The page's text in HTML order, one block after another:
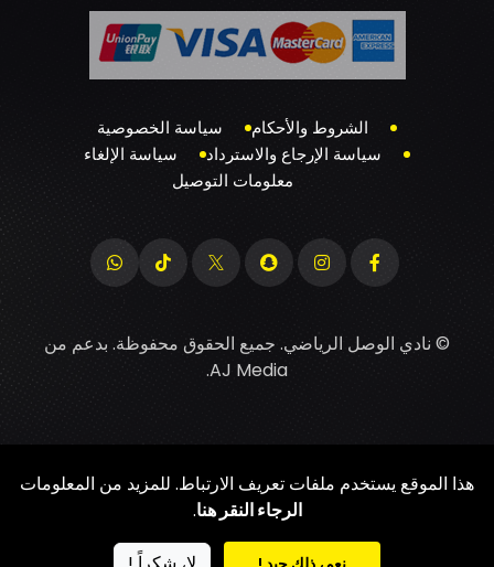
الشروط والأحكام
سياسة الخصوصية
سياسة الإرجاع والاسترداد
سياسة الإلغاء
معلومات التوصيل
© نادي الوصل الرياضي. جميع الحقوق محفوظة. بدعم من
AJ Media
.
هذا الموقع يستخدم ملفات تعريف الارتباط. للمزيد من المعلومات
الرجاء النقر هنا.